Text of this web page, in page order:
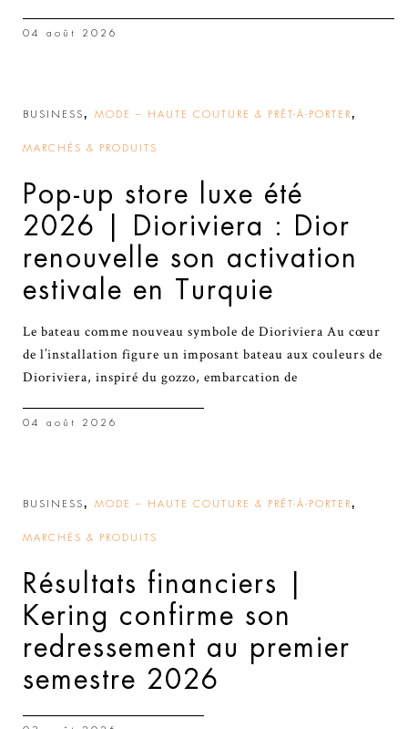
04 août 2026
BUSINESS, MODE – HAUTE COUTURE & PRÊT-À-PORTER,
MARCHÉS & PRODUITS
Pop-up store luxe été
2026 | Dioriviera : Dior
renouvelle son activation
estivale en Turquie
Le bateau comme nouveau symbole de Dioriviera Au cœur
de l’installation figure un imposant bateau aux couleurs de
Dioriviera, inspiré du gozzo, embarcation de
04 août 2026
BUSINESS, MODE – HAUTE COUTURE & PRÊT-À-PORTER,
MARCHÉS & PRODUITS
Résultats financiers |
Kering confirme son
redressement au premier
semestre 2026